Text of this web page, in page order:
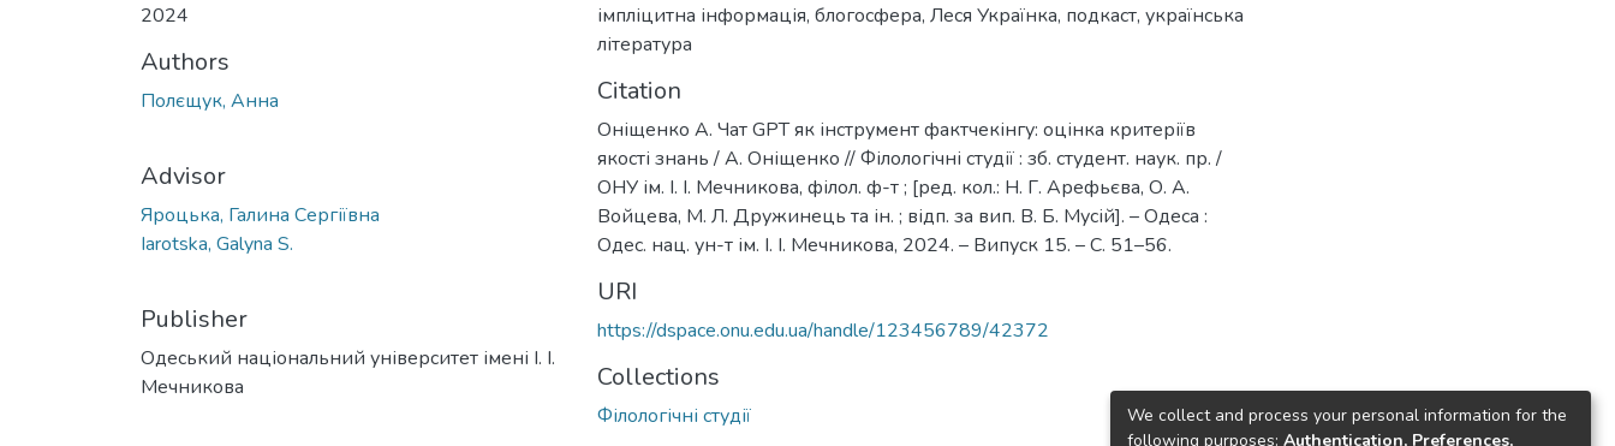
2024
Authors
Полєщук, Анна
Advisor
Яроцька, Галина Сергіївна
Iarotska, Galyna S.
Publisher
Одеський національний університет імені І. І.
Мечникова
імпліцитна інформація, блогосфера, Леся Українка, подкаст, українська
література
Citation
Оніщенко А. Чат GPT як інструмент фактчекінгу: оцінка критеріїв
якості знань / А. Оніщенко // Філологічні студії : зб. студент. наук. пр. /
ОНУ ім. І. І. Мечникова, філол. ф-т ; [ред. кол.: Н. Г. Арефьєва, О. А.
Войцева, М. Л. Дружинець та ін. ; відп. за вип. В. Б. Мусій]. – Одеса :
Одес. нац. ун-т ім. І. І. Мечникова, 2024. – Випуск 15. – С. 51–56.
URI
https://dspace.onu.edu.ua/handle/123456789/42372
Collections
Філологічні студії
We collect and process your personal information for the
following purposes: Authentication, Preferences,